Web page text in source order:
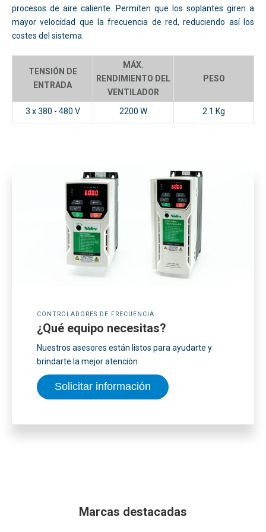
procesos de aire caliente. Permiten que los soplantes giren a
mayor velocidad que la frecuencia de red, reduciendo así los
costes del sistema.
TENSIÓN DE
ENTRADA
MÁX.
RENDIMIENTO DEL
VENTILADOR
PESO
3 x 380 - 480 V 2200 W 2.1 Kg
CONTROLADORES DE FRECUENCIA
¿Qué equipo necesitas?
Nuestros asesores están listos para ayudarte y
brindarte la mejor atención
Solicitar información
Marcas destacadas